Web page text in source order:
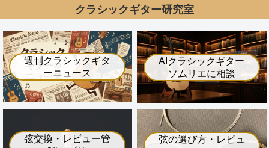
クラシックギター研究室
週刊クラシックギタ
ーニュース
AIクラシックギター
ソムリエに相談
弦交換・レビュー管
弦の選び方・レビュ